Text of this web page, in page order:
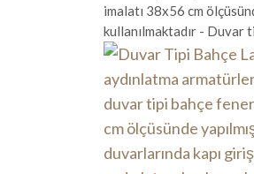
imalatı 38x56 cm
kullanılmaktadır - Duvar